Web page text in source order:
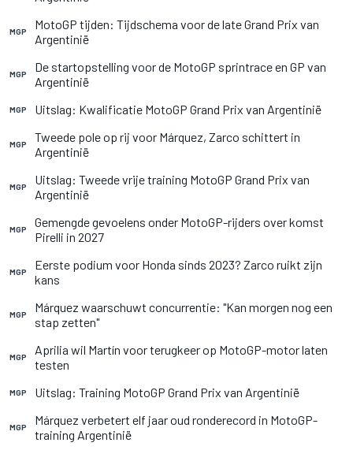
MGP
MotoGP tijden: Tijdschema voor de late Grand Prix van
Argentinië
MGP
De startopstelling voor de MotoGP sprintrace en GP van
Argentinië
MGP Uitslag: Kwalificatie MotoGP Grand Prix van Argentinië
MGP
Tweede pole op rij voor Márquez, Zarco schittert in
Argentinië
MGP
Uitslag: Tweede vrije training MotoGP Grand Prix van
Argentinië
MGP
Gemengde gevoelens onder MotoGP-rijders over komst
Pirelli in 2027
MGP
Eerste podium voor Honda sinds 2023? Zarco ruikt zijn
kans
MGP
Márquez waarschuwt concurrentie: "Kan morgen nog een
stap zetten"
MGP
Aprilia wil Martín voor terugkeer op MotoGP-motor laten
testen
MGP Uitslag: Training MotoGP Grand Prix van Argentinië
MGP
Márquez verbetert elf jaar oud ronderecord in MotoGP-
training Argentinië